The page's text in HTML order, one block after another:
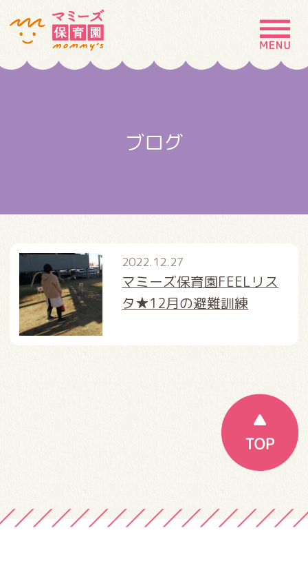
MENU
採用情報 お問い合わせ
ブログ
2022.12.27
マミーズ保育園FEELリス
タ★12月の避難訓練